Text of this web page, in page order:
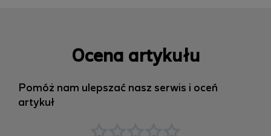
Ocena artykułu
Pomóż nam ulepszać nasz serwis i oceń
artykuł